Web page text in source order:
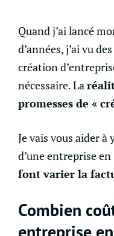
Quand j’ai lancé
d’années, j’ai vu
création
nécessaire. La
promesses de «
Je vais vous aider
d’une entreprise en
font varier la
Combien
entreprise